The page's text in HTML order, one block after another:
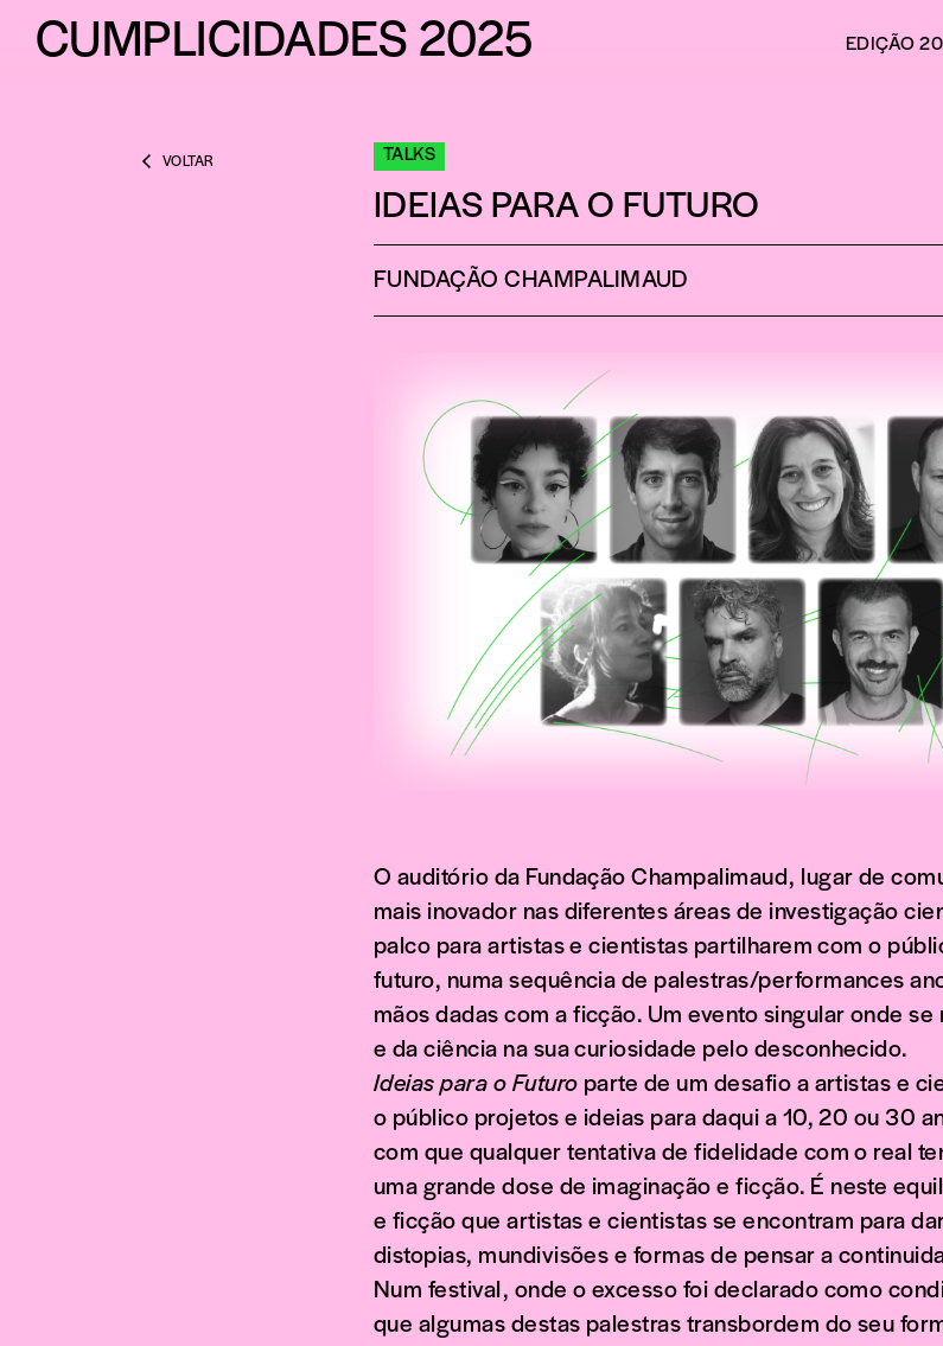
CUMPLICIDADES 2025 EDIÇÃO
VOLTAR TALKS
IDEIAS PARA O FUTURO
FUNDAÇÃO CHAMPALIMAUD
O auditório da Fundação Champalimaud, lugar de
mais inovador nas diferentes áreas de investigação
palco para artistas e cientistas partilharem com o
futuro, numa sequência de palestras/performances
mãos dadas com a ficção. Um evento singular onde
e da ciência na sua curiosidade pelo desconhecido.
Ideias para o Futuro parte de um desafio a artistas e
o público projetos e ideias para daqui a 10, 20 ou 30
com que qualquer tentativa de fidelidade com o real
uma grande dose de imaginação e ficção. É neste
e ficção que artistas e cientistas se encontram para
distopias, mundivisões e formas de pensar a
Num festival, onde o excesso foi declarado como
que algumas destas palestras transbordem do seu